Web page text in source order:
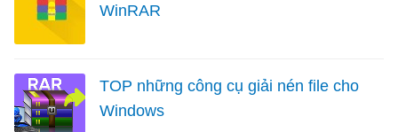
WinRAR
TOP những công cụ giải nén file cho
Windows